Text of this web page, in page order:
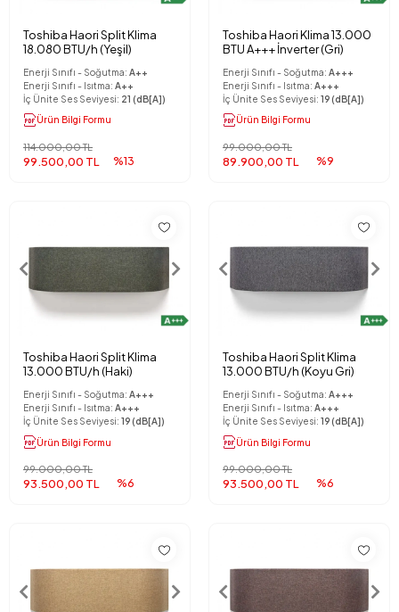
Toshiba Haori Split Klima
18.080 BTU/h (Yeşil)
Enerji Sınıfı - Soğutma: A++
Enerji Sınıfı - Isıtma: A++
İç Ünite Ses Seviyesi: 21 (dB[A])
Ürün Bilgi Formu
99.500,00 TL
114.000,00 TL
%13
Toshiba Haori Klima 13.000
BTU A+++ İnverter (Gri)
Enerji Sınıfı - Soğutma: A+++
Enerji Sınıfı - Isıtma: A+++
İç Ünite Ses Seviyesi: 19 (dB[A])
Ürün Bilgi Formu
89.900,00 TL
99.000,00 TL
%9
Toshiba Haori Split Klima
13.000 BTU/h (Haki)
Enerji Sınıfı - Soğutma: A+++
Enerji Sınıfı - Isıtma: A+++
İç Ünite Ses Seviyesi: 19 (dB[A])
Ürün Bilgi Formu
93.500,00 TL
99.000,00 TL
%6
Toshiba Haori Split Klima
13.000 BTU/h (Koyu Gri)
Enerji Sınıfı - Soğutma: A+++
Enerji Sınıfı - Isıtma: A+++
İç Ünite Ses Seviyesi: 19 (dB[A])
Ürün Bilgi Formu
93.500,00 TL
99.000,00 TL
%6